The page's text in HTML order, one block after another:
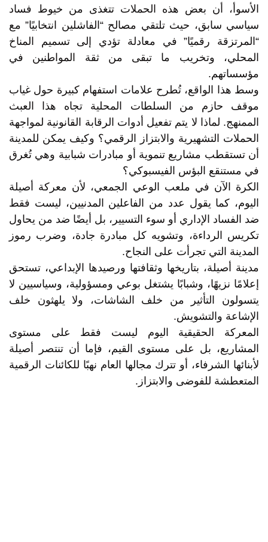
الأسوأ، أن بعض هذه الحملات تتغذى من خيوط فساد
سياسي سابق، حيث تلتقي مصالح “الفاشلين انتخابيًا” مع
“المرتزقة رقميًا” في معادلة تؤدي إلى تسميم المناخ
المحلي، وتخريب ما تبقى من ثقة المواطنين في
مؤسساتهم.
وسط هذا الواقع، تُطرح علامات استفهام كبيرة حول غياب
موقف حازم من السلطات المحلية تجاه هذا العبث
الممنهج. لماذا لا يتم تفعيل أدوات الرقابة القانونية لمواجهة
الحملات التشهيرية والابتزاز الرقمي؟ وكيف يمكن للمدينة
أن تستقطب مشاريع تنموية أو مبادرات شبابية وهي تُغرق
في مستنقع البؤس الفيسبوكي؟
الكرة الآن في ملعب الوعي الجمعي، لأن معركة أصيلة
اليوم، كما يقول عدد من الفاعلين المدنيين، ليست فقط
ضد الفساد الإداري أو سوء التسيير، بل أيضًا ضد من يحاول
تكريس الرداءة، وتشويه كل مبادرة جادة، وضرب رموز
المدينة التي تجرأت على النجاح.
مدينة أصيلة، بتاريخها وثقافتها ورصيدها الإبداعي، تستحق
إعلامًا نزيهًا، وشبابًا يشتغل بوعي ومسؤولية، وسياسيين لا
يتسولون التأثير من خلف الشاشات، ولا يلهثون خلف
الإشاعة والتشويش.
المعركة الحقيقية اليوم ليست فقط على مستوى
المشاريع، بل على مستوى القيم، فإما أن تنتصر أصيلة
لأبنائها الشرفاء، أو تترك مجالها العام نهبًا للكائنات الرقمية
المتعطشة للفوضى والابتزاز.